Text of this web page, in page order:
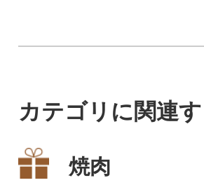
カテゴリに関連
焼肉